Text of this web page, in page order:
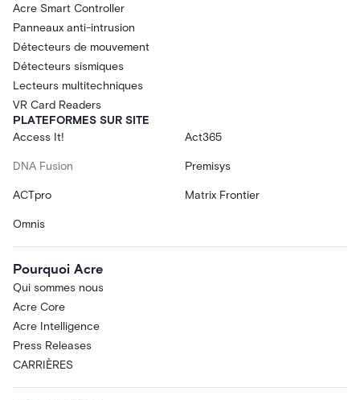
Acre Smart Controller
Panneaux anti-intrusion
Détecteurs de mouvement
Détecteurs sismiques
Lecteurs multitechniques
VR Card Readers
PLATEFORMES SUR SITE
Access It!
Act365
DNA Fusion Premisys
ACTpro Matrix Frontier
Omnis
Pourquoi Acre
Qui sommes nous
Acre Core
Acre Intelligence
Press Releases
CARRIÈRES